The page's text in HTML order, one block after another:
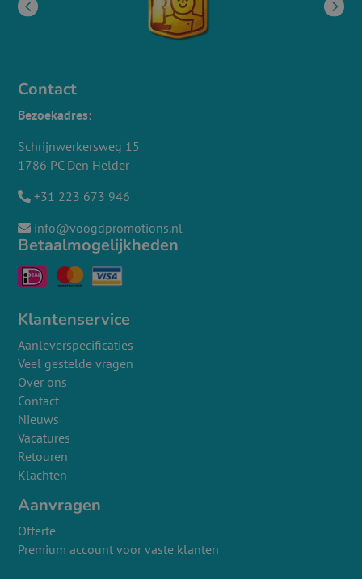
Contact
Bezoekadres:
Schrijnwerkersweg 15
1786 PC Den Helder
+31 223 673 946
info@voogdpromotions.nl
Betaalmogelijkheden
Klantenservice
Aanleverspecificaties
Veel gestelde vragen
Over ons
Contact
Nieuws
Vacatures
Retouren
Klachten
Aanvragen
Offerte
Premium account voor vaste klanten